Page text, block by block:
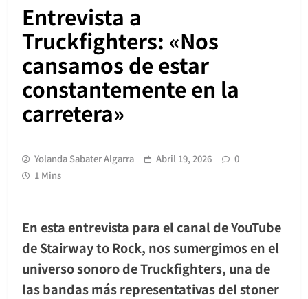
Entrevista a
Truckfighters: «Nos
cansamos de estar
constantemente en la
carretera»
Yolanda Sabater Algarra Abril 19, 2026
0
1 Mins
En esta entrevista para el canal de YouTube
de Stairway to Rock, nos sumergimos en el
universo sonoro deTruckfighters, una de
las bandas más representativas del stoner